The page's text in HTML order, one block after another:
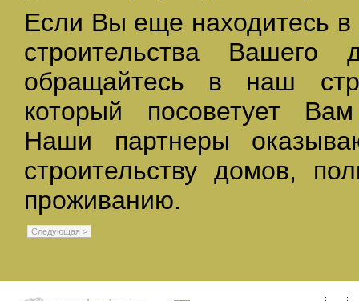
Если Вы еще находитесь в
строительства
обращайтесь в наш
который посоветует
Наши партнеры
строительству домов,
проживанию.
Следующая >